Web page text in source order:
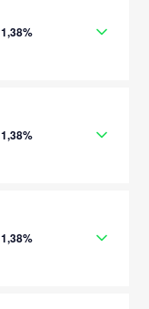
1,38%
1,38%
1,38%